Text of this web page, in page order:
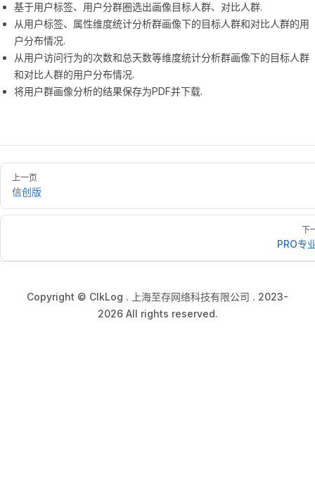
基于用户标签、用户分群圈选出画像目标人群、对比人群.
从用户标签、属性维度统计分析群画像下的目标人群和对比人群的用
户分布情况.
从用户访问行为的次数和总天数等维度统计分析群画像下的目标人群
和对比人群的用户分布情况.
将用户群画像分析的结果保存为PDF并下载.
上一页
信创版
下
PRO专
Copyright © ClkLog . 上海至存网络科技有限公司 . 2023-
2026 All rights reserved.